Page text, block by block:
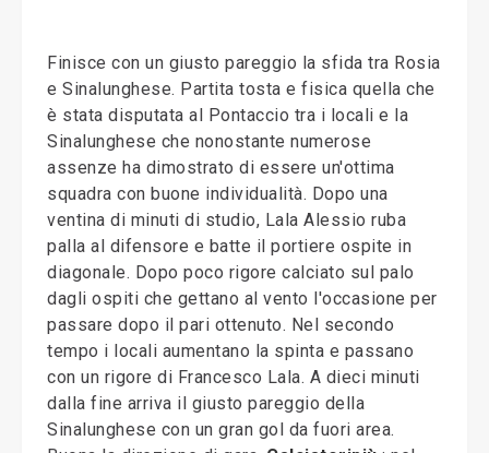
Finisce con un giusto pareggio la sfida tra Rosia
e Sinalunghese. Partita tosta e fisica quella che
è stata disputata al Pontaccio tra i locali e la
Sinalunghese che nonostante numerose
assenze ha dimostrato di essere un'ottima
squadra con buone individualità. Dopo una
ventina di minuti di studio, Lala Alessio ruba
palla al difensore e batte il portiere ospite in
diagonale. Dopo poco rigore calciato sul palo
dagli ospiti che gettano al vento l'occasione per
passare dopo il pari ottenuto. Nel secondo
tempo i locali aumentano la spinta e passano
con un rigore di Francesco Lala. A dieci minuti
dalla fine arriva il giusto pareggio della
Sinalunghese con un gran gol da fuori area.